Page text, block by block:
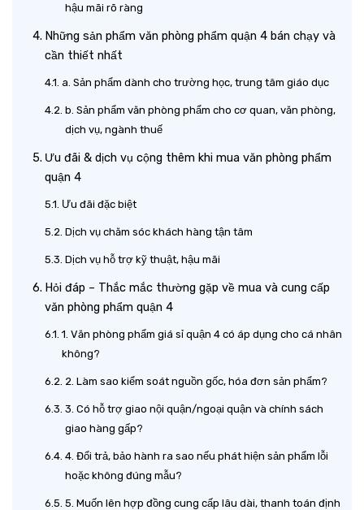
hậu mãi rõ ràng
Những sản phẩm văn phòng phẩm quận 4 bán chạy và
cần thiết nhất
a. Sản phẩm dành cho trường học, trung tâm giáo dục
b. Sản phẩm văn phòng phẩm cho cơ quan, văn phòng,
dịch vụ, ngành thuế
Ưu đãi & dịch vụ cộng thêm khi mua văn phòng phẩm
quận 4
Ưu đãi đặc biệt
Dịch vụ chăm sóc khách hàng tận tâm
Dịch vụ hỗ trợ kỹ thuật, hậu mãi
Hỏi đáp – Thắc mắc thường gặp về mua và cung cấp
văn phòng phẩm quận 4
1. Văn phòng phẩm giá sỉ quận 4 có áp dụng cho cá nhân
không?
2. Làm sao kiểm soát nguồn gốc, hóa đơn sản phẩm?
3. Có hỗ trợ giao nội quận/ngoại quận và chính sách
giao hàng gấp?
4. Đổi trả, bảo hành ra sao nếu phát hiện sản phẩm lỗi
hoặc không đúng mẫu?
5. Muốn lên hợp đồng cung cấp lâu dài, thanh toán định